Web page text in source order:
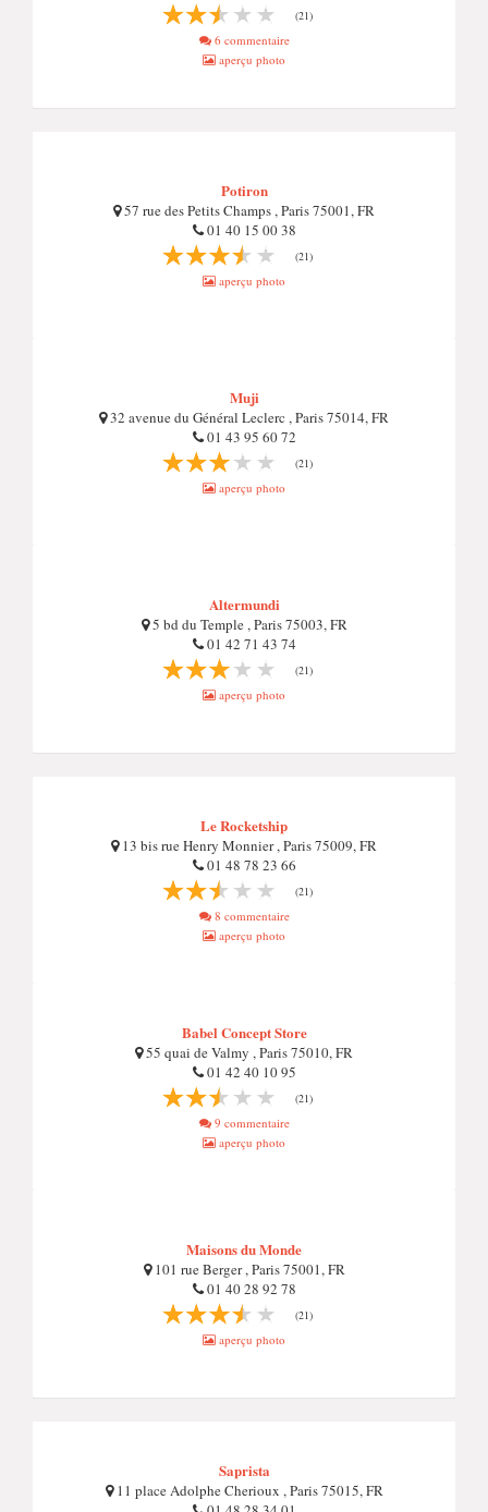
(21)
6 commentaire
aperçu photo
Potiron
57 rue des Petits Champs , Paris 75001, FR
01 40 15 00 38
(21)
aperçu photo
Muji
32 avenue du Général Leclerc , Paris 75014, FR
01 43 95 60 72
(21)
aperçu photo
Altermundi
5 bd du Temple , Paris 75003, FR
01 42 71 43 74
(21)
aperçu photo
Le Rocketship
13 bis rue Henry Monnier , Paris 75009, FR
01 48 78 23 66
(21)
8 commentaire
aperçu photo
Babel Concept Store
55 quai de Valmy , Paris 75010, FR
01 42 40 10 95
(21)
9 commentaire
aperçu photo
Maisons du Monde
101 rue Berger , Paris 75001, FR
01 40 28 92 78
(21)
aperçu photo
Saprista
11 place Adolphe Cherioux , Paris 75015, FR